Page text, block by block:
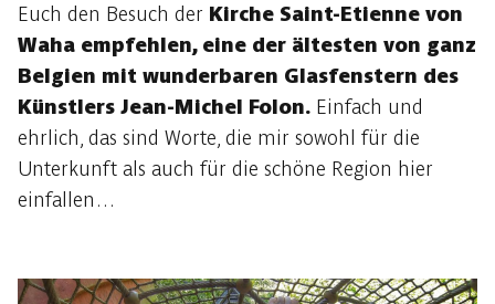
Euch den Besuch der Kirche Saint-Etienne von
Waha empfehlen, eine der ältesten von ganz
Belgien mit wunderbaren Glasfenstern des
Künstlers Jean-Michel Folon. Einfach und
ehrlich, das sind Worte, die mir sowohl für die
Unterkunft als auch für die schöne Region hier
einfallen…